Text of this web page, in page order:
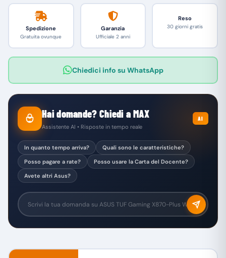
Spedizione
Gratuita ovunque
Garanzia
Ufficiale 2 anni
Reso
30 giorni gratis
Chiedici info su WhatsApp
Hai domande? Chiedi a MAX
Assistente AI • Risposte in tempo reale
AI
In quanto tempo arriva?
Quali sono le caratteristiche?
Posso pagare a rate?
Posso usare la Carta del Docente?
Avete altri Asus?